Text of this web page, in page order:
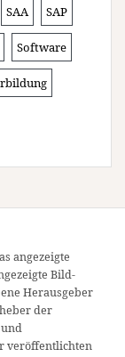
SAA SAP
Software
angezeigte
Bild-
Herausgeber
der
veröffentlichten